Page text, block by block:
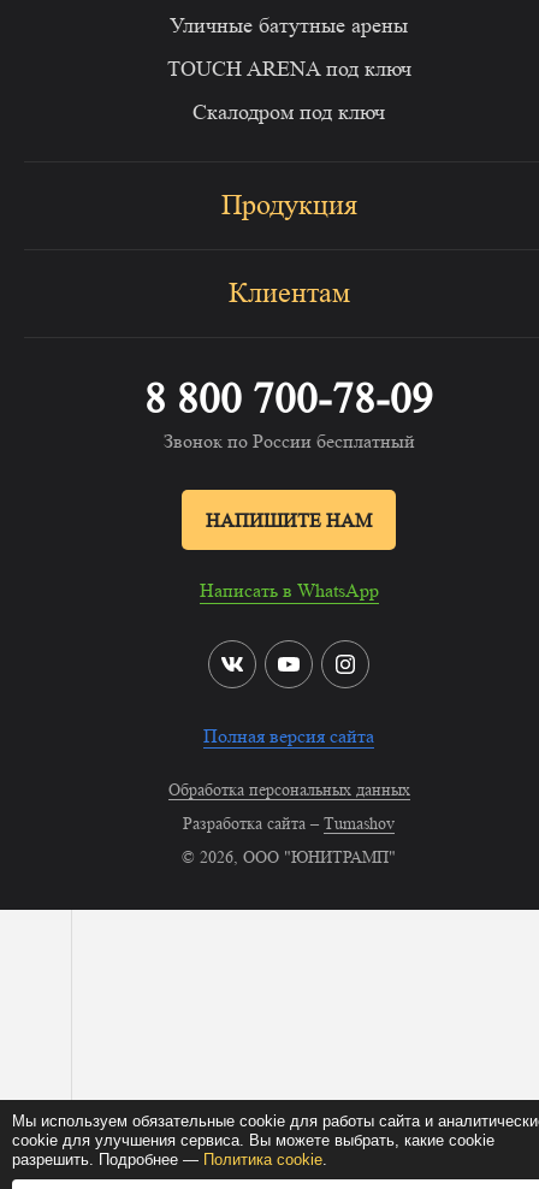
8 800 700-78-09
Звонок по России бесплатный
НАПИШИТЕ НАМ
Написать в WhatsApp
Полная версия сайта
Обработка персональных данных
Разработка сайта – Tumashov
© 2026, ООО "ЮНИТРАМП"
Уличные батутные арены
TOUCH ARENA под ключ
Скалодром под ключ
Продукция
Клиентам
Мы используем обязательные cookie для работы сайта и
cookie для улучшения сервиса. Вы можете выбрать, какие cookie
разрешить. Подробнее — Политика cookie.